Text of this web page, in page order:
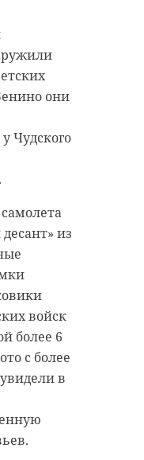
они
Чудского
из
войск
более 6
с более
в
район
в
60
России
-
в
В
были
из
к
смету
и
Эти